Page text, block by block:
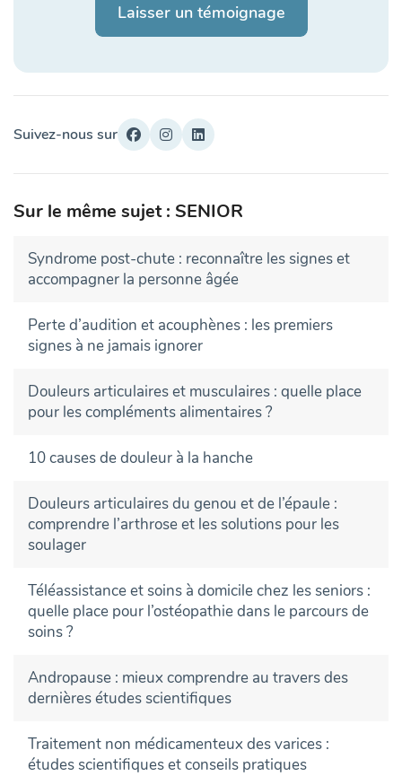
Laisser un témoignage
Suivez-nous sur
Sur le même sujet : SENIOR
Syndrome post-chute : reconnaître les signes et
accompagner la personne âgée
Perte d’audition et acouphènes : les premiers
signes à ne jamais ignorer
Douleurs articulaires et musculaires : quelle place
pour les compléments alimentaires ?
10 causes de douleur à la hanche
Douleurs articulaires du genou et de l’épaule :
comprendre l’arthrose et les solutions pour les
soulager
Téléassistance et soins à domicile chez les seniors :
quelle place pour l’ostéopathie dans le parcours de
soins ?
Andropause : mieux comprendre au travers des
dernières études scientifiques
Traitement non médicamenteux des varices :
études scientifiques et conseils pratiques